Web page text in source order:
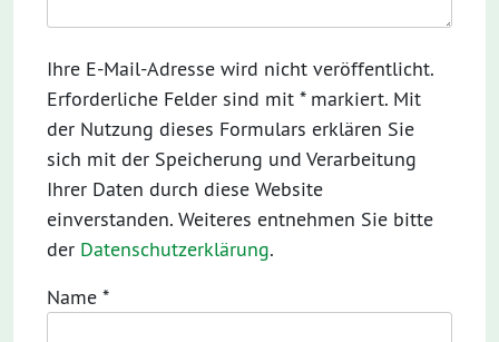
Ihre E-Mail-Adresse wird nicht veröffentlicht.
Erforderliche Felder sind mit * markiert. Mit
der Nutzung dieses Formulars erklären Sie
sich mit der Speicherung und Verarbeitung
Ihrer Daten durch diese Website
einverstanden. Weiteres entnehmen Sie bitte
der Datenschutzerklärung.
Name *